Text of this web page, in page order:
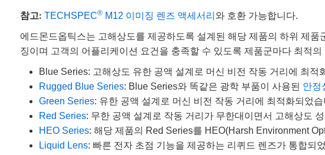
참고: TECHSPEC®M12 이미징 렌즈 액세서리 와 호환 가능합니다.
에드몬드옵틱스는 고해상도를 제공하도록 설계된 해당 제품의 하위 제
징이며 고객의 어플리케이션 요건을 충족할 수 있도록 제품군마다 최적
Blue Series: 고해상도 유한 공액 설계로 머신 비전 작동 거리에 최적
Rugged Blue Series: Blue Series와 똑같은 광학 부품이 사용된 안정
Green Series: 유한 공액 설계로 머신 비전 작동 거리에 최적화되었습
Red Series: 무한 공액 설계로 작동 거리가 무한대이면서 고해상도
HEO Series: 해당 제품의 Red Series를 HEO(Harsh Environment
Liquid Lens: 빠른 전자 초점 기능을 제공하는 리퀴드 렌즈가 통합되